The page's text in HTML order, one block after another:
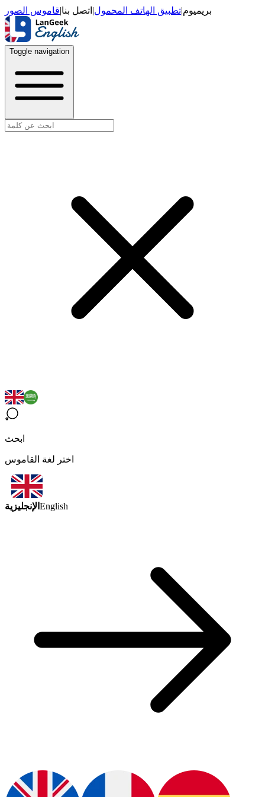
بريميوم|تطبيق الهاتف المحمول| اتصل بنا|قاموس الصور
Toggle navigation
ابحث
اختر لغة القاموس
الإنجليزية English